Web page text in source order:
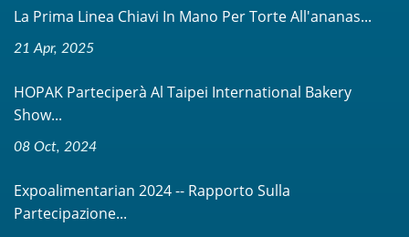
La Prima Linea Chiavi In Mano Per Torte All'ananas...
21 Apr, 2025
HOPAK Parteciperà Al Taipei International Bakery
Show...
08 Oct, 2024
Expoalimentarian 2024 -- Rapporto Sulla
Partecipazione...